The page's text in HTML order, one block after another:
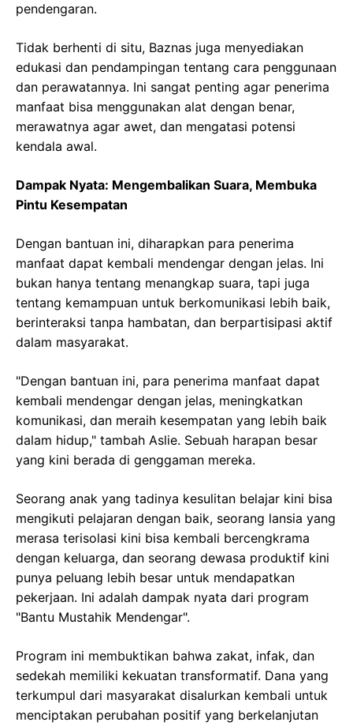
pendengaran.
Tidak berhenti di situ, Baznas juga menyediakan
edukasi dan pendampingan tentang cara penggunaan
dan perawatannya. Ini sangat penting agar penerima
manfaat bisa menggunakan alat dengan benar,
merawatnya agar awet, dan mengatasi potensi
kendala awal.
Dampak Nyata: Mengembalikan Suara, Membuka
Pintu Kesempatan
Dengan bantuan ini, diharapkan para penerima
manfaat dapat kembali mendengar dengan jelas. Ini
bukan hanya tentang menangkap suara, tapi juga
tentang kemampuan untuk berkomunikasi lebih baik,
berinteraksi tanpa hambatan, dan berpartisipasi aktif
dalam masyarakat.
"Dengan bantuan ini, para penerima manfaat dapat
kembali mendengar dengan jelas, meningkatkan
komunikasi, dan meraih kesempatan yang lebih baik
dalam hidup," tambah Aslie. Sebuah harapan besar
yang kini berada di genggaman mereka.
Seorang anak yang tadinya kesulitan belajar kini bisa
mengikuti pelajaran dengan baik, seorang lansia yang
merasa terisolasi kini bisa kembali bercengkrama
dengan keluarga, dan seorang dewasa produktif kini
punya peluang lebih besar untuk mendapatkan
pekerjaan. Ini adalah dampak nyata dari program
"Bantu Mustahik Mendengar".
Program ini membuktikan bahwa zakat, infak, dan
sedekah memiliki kekuatan transformatif. Dana yang
terkumpul dari masyarakat disalurkan kembali untuk
menciptakan perubahan positif yang berkelanjutan